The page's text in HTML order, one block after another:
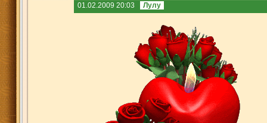
01.02.2009 20:03 Лулу